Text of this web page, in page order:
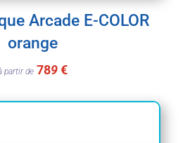
Arcade E-COLOR
orange
partir de 789€